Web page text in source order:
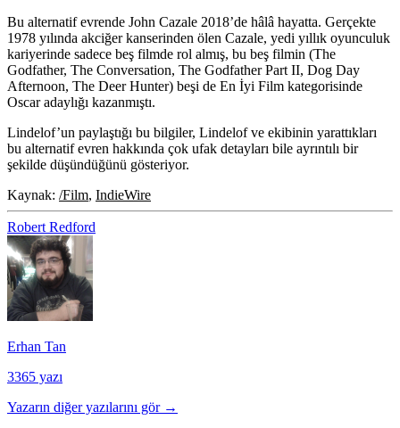
Bu alternatif evrende John Cazale 2018’de hâlâ hayatta. Gerçekte
1978 yılında akciğer kanserinden ölen Cazale, yedi yıllık oyunculuk
kariyerinde sadece beş filmde rol almış, bu beş filmin (The
Godfather, The Conversation, The Godfather Part II, Dog Day
Afternoon, The Deer Hunter) beşi de En İyi Film kategorisinde
Oscar adaylığı kazanmıştı.
Lindelof’un paylaştığı bu bilgiler, Lindelof ve ekibinin yarattıkları
bu alternatif evren hakkında çok ufak detayları bile ayrıntılı bir
şekilde düşündüğünü gösteriyor.
Kaynak: /Film, IndieWire
Robert Redford
Erhan Tan
3365 yazı
Yazarın diğer yazılarını gör →